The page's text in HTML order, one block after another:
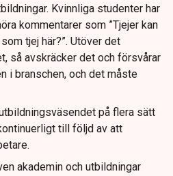
Kvinnliga studenter har
kommentarer som ”Tjejer kan
tjej här?”. Utöver det
så avskräcker det och försvårar
i branschen, och det måste
på flera sätt
till följd av att
akademin och utbildningar